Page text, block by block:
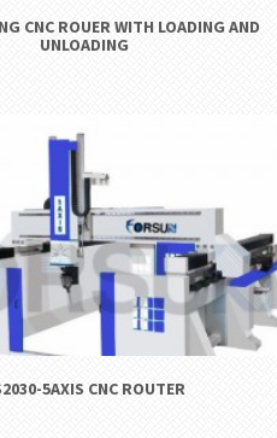
CNC ROUER WITH LOADING AND
UNLOADING
5AXIS CNC ROUTER